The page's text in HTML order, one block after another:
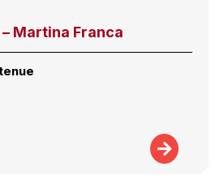
Martina Franca